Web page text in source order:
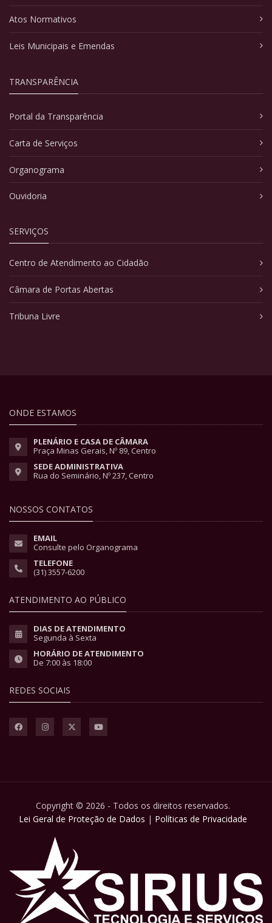
Atos Normativos
Leis Municipais e Emendas
TRANSPARÊNCIA
Portal da Transparência
Carta de Serviços
Organograma
Ouvidoria
SERVIÇOS
Centro de Atendimento ao Cidadão
Câmara de Portas Abertas
Tribuna Livre
ONDE ESTAMOS
PLENÁRIO E CASA DE CÂMARA
Praça Minas Gerais, Nº 89, Centro
SEDE ADMINISTRATIVA
Rua do Seminário, Nº 237, Centro
NOSSOS CONTATOS
EMAIL
Consulte pelo Organograma
TELEFONE
(31) 3557-6200
ATENDIMENTO AO PÚBLICO
DIAS DE ATENDIMENTO
Segunda à Sexta
HORÁRIO DE ATENDIMENTO
De 7:00 às 18:00
REDES SOCIAIS
Copyright © 2026 - Todos os direitos reservados.
Lei Geral de Proteção de Dados | Políticas de Privacidade